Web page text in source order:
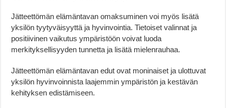
Jätteettömän elämäntavan omaksuminen voi myös lisätä
yksilön tyytyväisyyttä ja hyvinvointia. Tietoiset valinnat ja
positiivinen vaikutus ympäristöön voivat luoda
merkityksellisyyden tunnetta ja lisätä mielenrauhaa.
Jätteettömän elämäntavan edut ovat moninaiset ja ulottuvat
yksilön hyvinvoinnista laajemmin ympäristön ja kestävän
kehityksen edistämiseen.